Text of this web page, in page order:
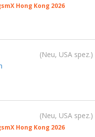
Hong Kong 2026
Neu, USA spez.
Neu, USA spez.
Hong Kong 2026